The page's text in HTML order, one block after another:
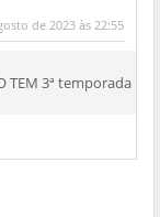
de 2023 às 22:55
TEM 3ª temporada